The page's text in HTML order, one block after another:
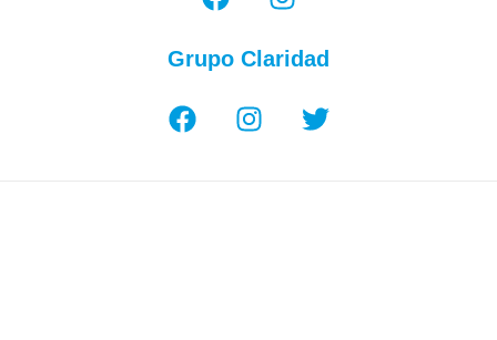
Grupo Claridad